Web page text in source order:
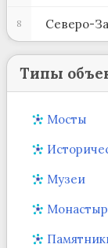
Северо-
8
Типы
Мосты
Музеи